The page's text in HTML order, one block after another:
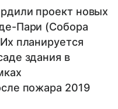
проект новых
Пари (Собора
планируется
здания в
пожара 2019